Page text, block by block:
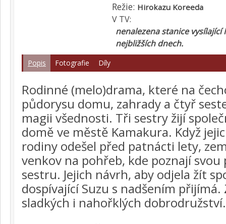
Režie: Hirokazu Koreeda
V TV:
nenalezena stanice vysílající
nejbližších dnech.
Popis Fotografie Díly
Rodinné (melo)drama, které na
půdorysu domu, zahrady a čtyř
magii všednosti. Tři sestry žijí
domě ve městě Kamakura. Když
rodiny odešel před patnácti lety,
venkov na pohřeb, kde poznají
sestru. Jejich návrh, aby odjela žít
dospívající Suzu s nadšením
sladkých i nahořklých